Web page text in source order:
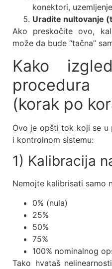
konektori,
Uradite nultovanje
Ako preskočite ovo,
može da bude “tačna”
Kako
(korak po
Ovo je opšti tok koji se u
i kontrolnom sistemu:
1) Kalibracija
Nemojte kalibrisati samo
0% (nula)
25%
50%
75%
100% nominalnog
Tako hvataš